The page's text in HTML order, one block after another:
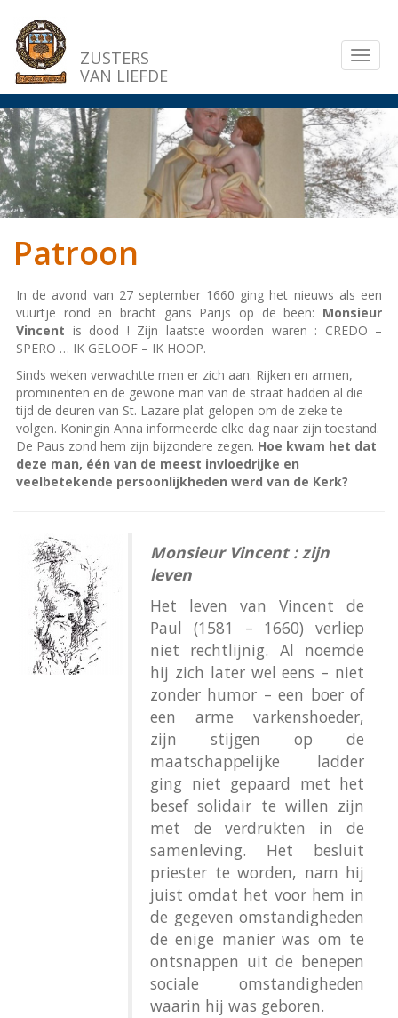
Overslaan
naar
inhoud
gaan
ZUSTERS
VAN LIEFDE
Patroon
In de avond van 27 september 1660 ging het nieuws als een
vuurtje rond en bracht gans Parijs op de been: Monsieur
Vincent is dood ! Zijn laatste woorden waren : CREDO –
SPERO … IK GELOOF – IK HOOP.
Sinds weken verwachtte men er zich aan. Rijken en armen,
prominenten en de gewone man van de straat hadden al die
tijd de deuren van St. Lazare plat gelopen om de zieke te
volgen. Koningin Anna informeerde elke dag naar zijn toestand.
De Paus zond hem zijn bijzondere zegen. Hoe kwam het dat
deze man, één van de meest invloedrijke en
veelbetekende persoonlijkheden werd van de Kerk?
Monsieur Vincent : zijn
leven
Het leven van Vincent de
Paul (1581 – 1660) verliep
niet rechtlijnig. Al noemde
hij zich later wel eens – niet
zonder humor – een boer of
een arme varkenshoeder,
zijn stijgen op de
maatschappelijke ladder
ging niet gepaard met het
besef solidair te willen zijn
met de verdrukten in de
samenleving. Het besluit
priester te worden, nam hij
juist omdat het voor hem in
de gegeven omstandigheden
de enige manier was om te
ontsnappen uit de benepen
sociale omstandigheden
waarin hij was geboren.